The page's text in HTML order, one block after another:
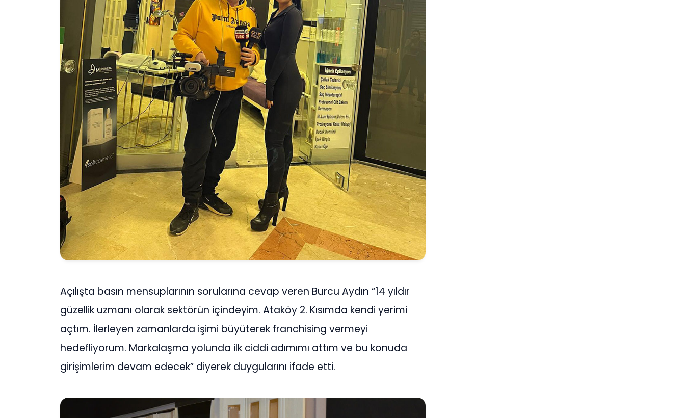
Açılışta basın mensuplarının sorularına cevap veren Burcu Aydın “14 yıldır
güzellik uzmanı olarak sektörün içindeyim. Ataköy 2. Kısımda kendi yerimi
açtım. İlerleyen zamanlarda işimi büyüterek franchising vermeyi
hedefliyorum. Markalaşma yolunda ilk ciddi adımımı attım ve bu konuda
girişimlerim devam edecek” diyerek duygularını ifade etti.